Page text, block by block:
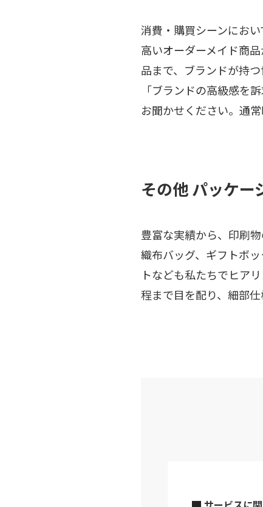
消費・購買シーンにお
高いオーダーメイド商
品まで、ブランドが持
「ブランドの高級感を
お聞かせください。通
その他 パッケー
豊富な実績から、印刷
織布バッグ、ギフトボ
トなども私たちでヒア
程まで目を配り、細部